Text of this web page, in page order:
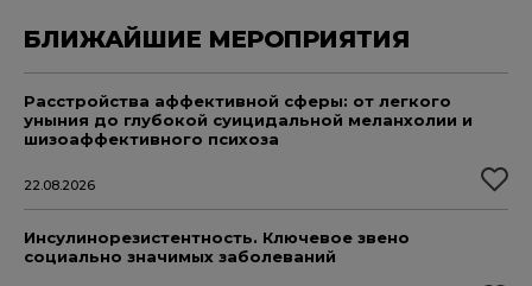
БЛИЖАЙШИЕ МЕРОПРИЯТИЯ
Расстройства аффективной сферы: от легкого
уныния до глубокой суицидальной меланхолии и
шизоаффективного психоза
22.08.2026
Инсулинорезистентность. Ключевое звено
социально значимых заболеваний